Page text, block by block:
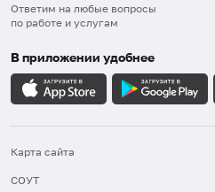
Ответим на любые вопросы
по работе и услугам
В приложении удобнее
Карта сайта
СОУТ